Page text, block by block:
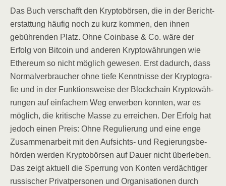
Das Buch ver­schafft den Kryp­to­bör­sen, die in der Bericht­
erstat­tung häu­fig noch zu kurz kom­men, den ihnen
gebüh­ren­den Platz. Ohne Coin­ba­se & Co. wäre der
Erfolg von Bit­co­in und ande­ren Kryp­to­wäh­run­gen wie
Ethe­re­um so nicht mög­lich gewe­sen. Erst dadurch, dass
Nor­mal­ver­brau­cher ohne tie­fe Kennt­nis­se der Kryp­to­gra­
fie und in der Funk­ti­ons­wei­se der Block­chain Kryp­to­wäh­
run­gen auf ein­fa­chem Weg erwer­ben konn­ten, war es
mög­lich, die kri­ti­sche Mas­se zu errei­chen. Der Erfolg hat
jedoch einen Preis: Ohne Regu­lie­rung und eine enge
Zusam­men­ar­beit mit den Auf­sichts- und Regie­rungs­be­
hör­den wer­den Kryp­to­bör­sen auf Dau­er nicht über­le­ben.
Das zeigt aktu­ell die Sper­rung von Kon­ten ver­däch­ti­ger
rus­si­scher Pri­vat­per­so­nen und Orga­ni­sa­tio­nen durch